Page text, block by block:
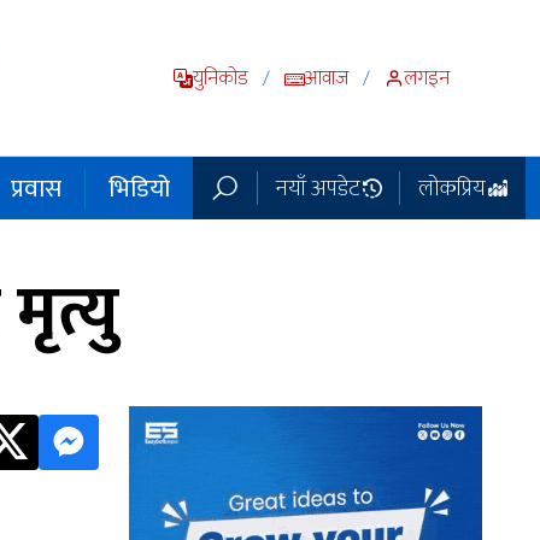
युनिकोड / आवाज / लगइन
प्रवास भिडियो नयाँ अपडेट लोकप्रिय